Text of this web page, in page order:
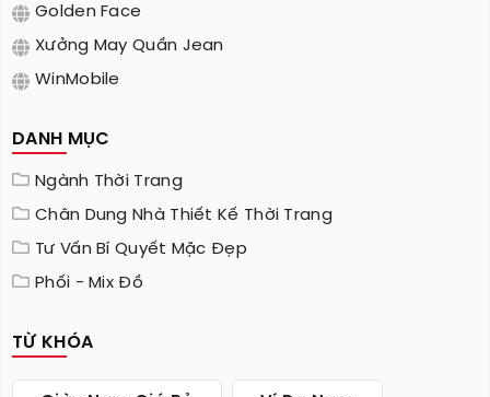
Golden Face
Xưởng May Quần Jean
WinMobile
DANH MỤC
Ngành Thời Trang
Chân Dung Nhà Thiết Kế Thời Trang
Tư Vấn Bí Quyết Mặc Đẹp
Phối - Mix Đồ
TỪ KHÓA